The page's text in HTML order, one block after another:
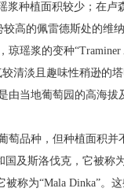
种植面积较少；在卢
高的佩雷德斯处的维
瑶浆的变种
清淡且趣味性稍逊的
由当地葡萄园的高海拔
品种，但种植面积并
及斯洛伐克，它被称
被称为“Mala Dinka”